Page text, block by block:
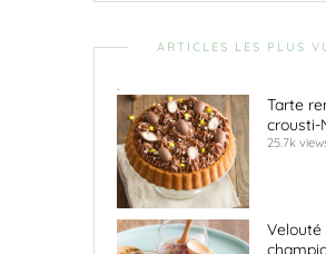
ARTICLES LES PLUS
.
Tarte
crousti-
25.7k
Velouté